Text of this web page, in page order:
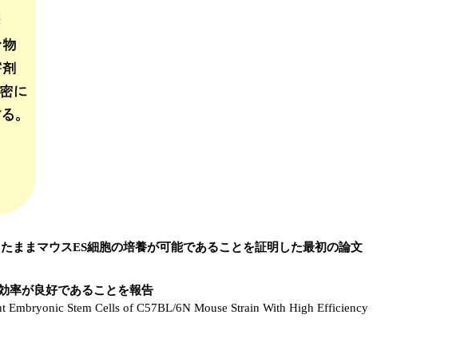
ままマウスES細胞の培養が可能であることを証明した最初の論文
率が良好であることを報告
Embryonic Stem Cells of C57BL/6N Mouse Strain With High Efficiency